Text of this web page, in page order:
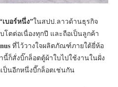
เบอร์หนึ่ง”ในสปป.ลาวด้านธุรกิจ
โตต่อเนื่องทุกปี และถือเป็นลูกค้า
ที่ไว้วางใจผลิตภัณฑ์ภายใต้ยี่ห้อ
นี้ก็สั่งบิ๊กล็อตตู้ผ้าใบไปใช้งานในฝั่ง
ป็นอีกหนึ่งบี๊กล็อตเช่นกัน